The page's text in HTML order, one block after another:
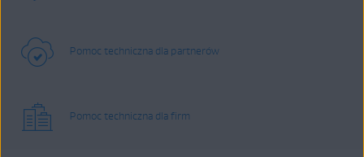
Pomoc techniczna dla partnerów
Pomoc techniczna dla firm